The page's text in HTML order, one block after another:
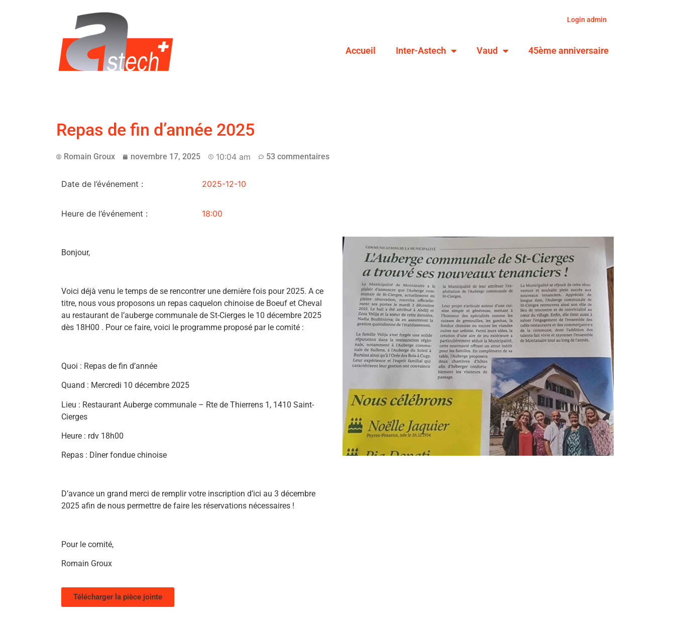
Login admin
Accueil Inter-Astech Vaud 45ème anniversaire
Repas de fin d’année 2025
Romain Groux novembre 17, 2025 10:04 am 53 commentaires
Date de l’événement : 2025-12-10
Heure de l’événement : 18:00
Bonjour,
Voici déjà venu le temps de se rencontrer une dernière fois pour 2025. A ce
titre, nous vous proposons un repas caquelon chinoise de Boeuf et Cheval
au restaurant de l’auberge communale de St-Cierges le 10 décembre 2025
dès 18H00 . Pour ce faire, voici le programme proposé par le comité :
Quoi : Repas de fin d’année
Quand : Mercredi 10 décembre 2025
Lieu : Restaurant Auberge communale – Rte de Thierrens 1, 1410 Saint-
Cierges
Heure : rdv 18h00
Repas : Dîner fondue chinoise
D’avance un grand merci de remplir votre inscription d’ici au 3 décembre
2025 afin de nous permettre de faire les réservations nécessaires !
Pour le comité,
Romain Groux
Télécharger la pièce jointe